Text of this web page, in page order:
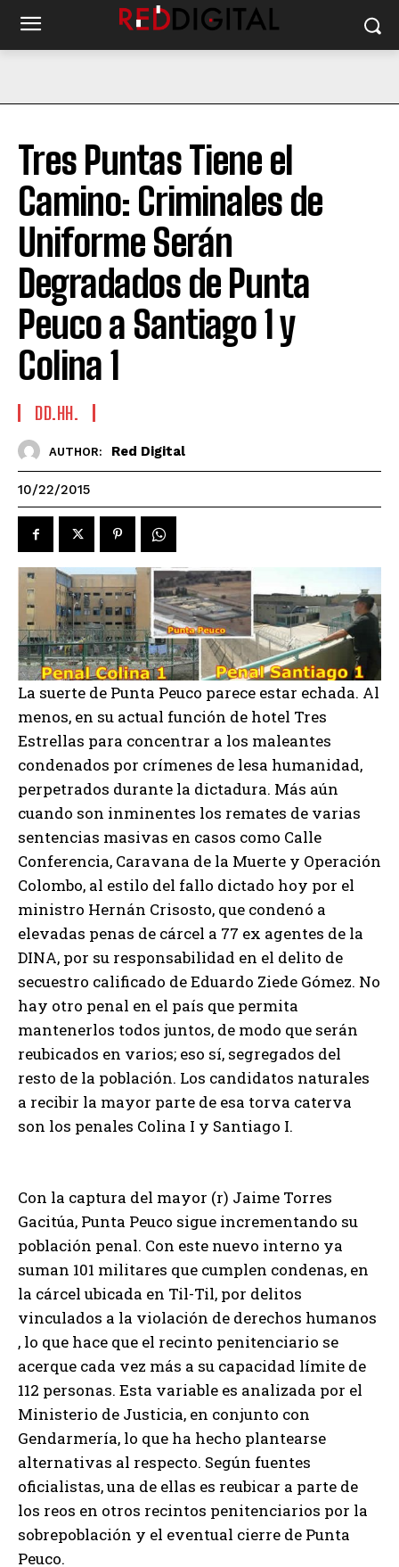
Tres Puntas Tiene el
Camino: Criminales de
Uniforme Serán
Degradados de Punta
Peuco a Santiago 1 y
Colina 1
DD.HH.
AUTHOR: Red Digital
10/22/2015
La suerte de Punta Peuco parece estar echada. Al
menos, en su actual función de hotel Tres
Estrellas para concentrar a los maleantes
condenados por crímenes de lesa humanidad,
perpetrados durante la dictadura. Más aún
cuando son inminentes los remates de varias
sentencias masivas en casos como Calle
Conferencia, Caravana de la Muerte y Operación
Colombo, al estilo del fallo dictado hoy por el
ministro Hernán Crisosto, que condenó a
elevadas penas de cárcel a 77 ex agentes de la
DINA, por su responsabilidad en el delito de
secuestro calificado de Eduardo Ziede Gómez. No
hay otro penal en el país que permita
mantenerlos todos juntos, de modo que serán
reubicados en varios; eso sí, segregados del
resto de la población. Los candidatos naturales
a recibir la mayor parte de esa torva caterva
son los penales Colina I y Santiago I.
Con la captura del mayor (r) Jaime Torres
Gacitúa, Punta Peuco sigue incrementando su
población penal. Con este nuevo interno ya
suman 101 militares que cumplen condenas, en
la cárcel ubicada en Til-Til, por delitos
vinculados a la violación de derechos humanos
, lo que hace que el recinto penitenciario se
acerque cada vez más a su capacidad límite de
112 personas. Esta variable es analizada por el
Ministerio de Justicia, en conjunto con
Gendarmería, lo que ha hecho plantearse
alternativas al respecto. Según fuentes
oficialistas, una de ellas es reubicar a parte de
los reos en otros recintos penitenciarios por la
sobrepoblación y el eventual cierre de Punta
Peuco.